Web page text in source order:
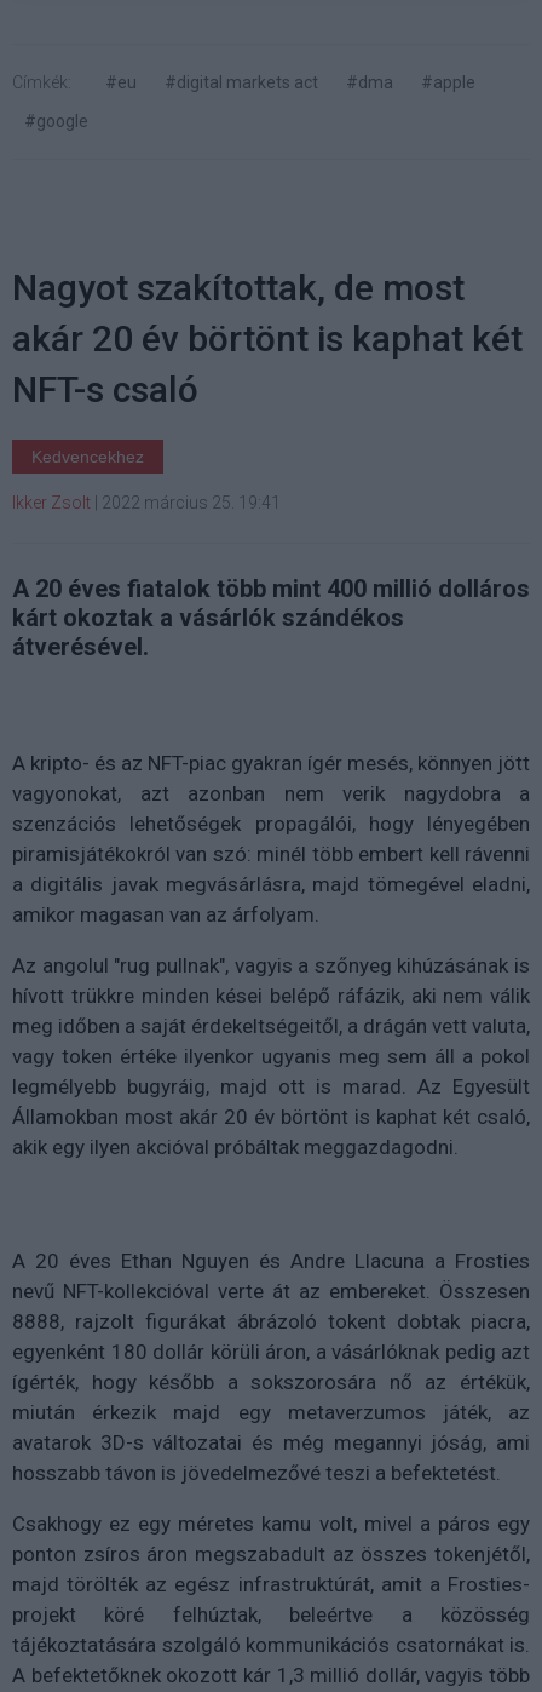
Címkék: #eu #digital markets act #dma
#apple
#google
Nagyot szakítottak, de most
akár 20 év börtönt is kaphat két
NFT-s csaló
Kedvencekhez
Ikker Zsolt 2022 március 25. 19:41
A 20 éves fiatalok több mint 400 millió dolláros
kárt okoztak a vásárlók szándékos
átverésével.
A kripto- és az NFT-piac gyakran ígér mesés, könnyen jött
vagyonokat, azt azonban nem verik nagydobra a
szenzációs lehetőségek propagálói, hogy lényegében
piramisjátékokról van szó: minél több embert kell rávenni
a digitális javak megvásárlásra, majd tömegével eladni,
amikor magasan van az árfolyam.
Az angolul "rug pullnak", vagyis a szőnyeg kihúzásának is
hívott trükkre minden kései belépő ráfázik, aki nem válik
meg időben a saját érdekeltségeitől, a drágán vett valuta,
vagy token értéke ilyenkor ugyanis meg sem áll a pokol
legmélyebb bugyráig, majd ott is marad. Az Egyesült
Államokban most akár 20 év börtönt is kaphat két csaló,
akik egy ilyen akcióval próbáltak meggazdagodni.
A 20 éves Ethan Nguyen és Andre Llacuna a Frosties
nevű NFT-kollekcióval verte át az embereket. Összesen
8888, rajzolt figurákat ábrázoló tokent dobtak piacra,
egyenként 180 dollár körüli áron, a vásárlóknak pedig azt
ígérték, hogy később a sokszorosára nő az értékük,
miután érkezik majd egy metaverzumos játék, az
avatarok 3D-s változatai és még megannyi jóság, ami
hosszabb távon is jövedelmezővé teszi a befektetést.
Csakhogy ez egy méretes kamu volt, mivel a páros egy
ponton zsíros áron megszabadult az összes tokenjétől,
majd törölték az egész infrastruktúrát, amit a Frosties-
projekt köré felhúztak, beleértve a közösség
tájékoztatására szolgáló kommunikációs csatornákat is.
A befektetőknek okozott kár 1,3 millió dollár, vagyis több